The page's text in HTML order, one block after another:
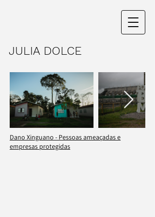
JULIA DOLCE
Dano Xinguano - Pessoas ameaçadas e
empresas protegidas